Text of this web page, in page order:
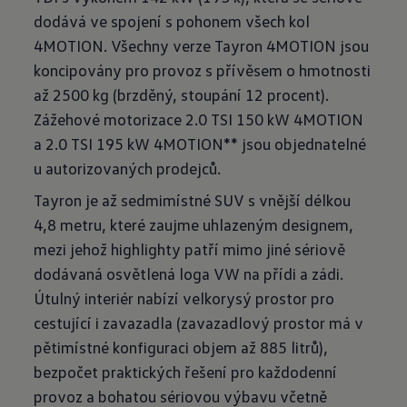
dodává ve spojení s pohonem všech kol
4MOTION. Všechny verze Tayron 4MOTION jsou
koncipovány pro provoz s přívěsem o hmotnosti
až 2500 kg (brzděný, stoupání 12 procent).
Zážehové motorizace 2.0 TSI 150 kW 4MOTION
a 2.0 TSI 195 kW 4MOTION** jsou objednatelné
u autorizovaných prodejců.
Tayron je až sedmimístné SUV s vnější délkou
4,8 metru, které zaujme uhlazeným designem,
mezi jehož highlighty patří mimo jiné sériově
dodávaná osvětlená loga VW na přídi a zádi.
Útulný interiér nabízí velkorysý prostor pro
cestující i zavazadla (zavazadlový prostor má v
pětimístné konfiguraci objem až 885 litrů),
bezpočet praktických řešení pro každodenní
provoz a bohatou sériovou výbavu včetně